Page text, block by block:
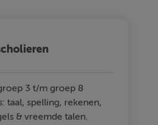
3 t/m groep 8
taal, spelling, rekenen,
& vreemde talen.